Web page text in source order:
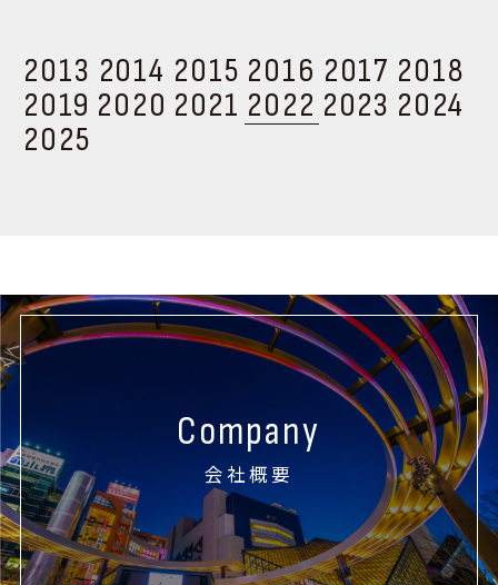
2013 2014 2015 2016 2017 2018
2019 2020 2021 2022 2023 2024
2025
Company
会社概要